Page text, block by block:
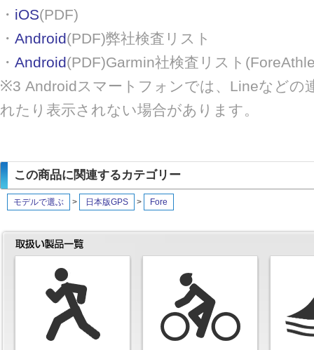
・ iOS(PDF)
・ Android(PDF)弊社検査リスト
・ Android(PDF)Garmin社検査リスト
※3 Androidスマートフォンでは、Lineなどの
れたり表示されない場合があります。
この商品に関連するカテゴリー
モデルで選ぶ > 日本版GPS > Fore